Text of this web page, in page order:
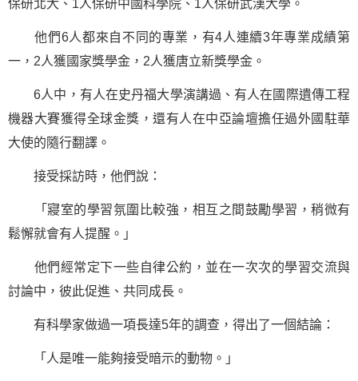
保研北大、1人保研中國科學院、1人保研武漢大學。
他們6人都來自不同的專業，有4人連續3年專業成績第
一，2人獲國家獎學金，2人獲唐立新獎學金。
6人中，有人在史丹福大學演講過、有人在國際遺傳工程
機器大賽獲得全球金獎，還有人在中亞論壇擔任過外國駐華
大使的隨行翻譯。
接受採訪時，他們說：
「寢室的學習氛圍比較強，相互之間鼓勵學習，稍微有
鬆懈就會有人提醒。」
他們經常定下一些自律公約，並在一次次的學習交流與
討論中，彼此促進、共同成長。
有科學家做過一項長達5年的調查，得出了一個結論：
「人是唯一能夠接受暗示的動物。」